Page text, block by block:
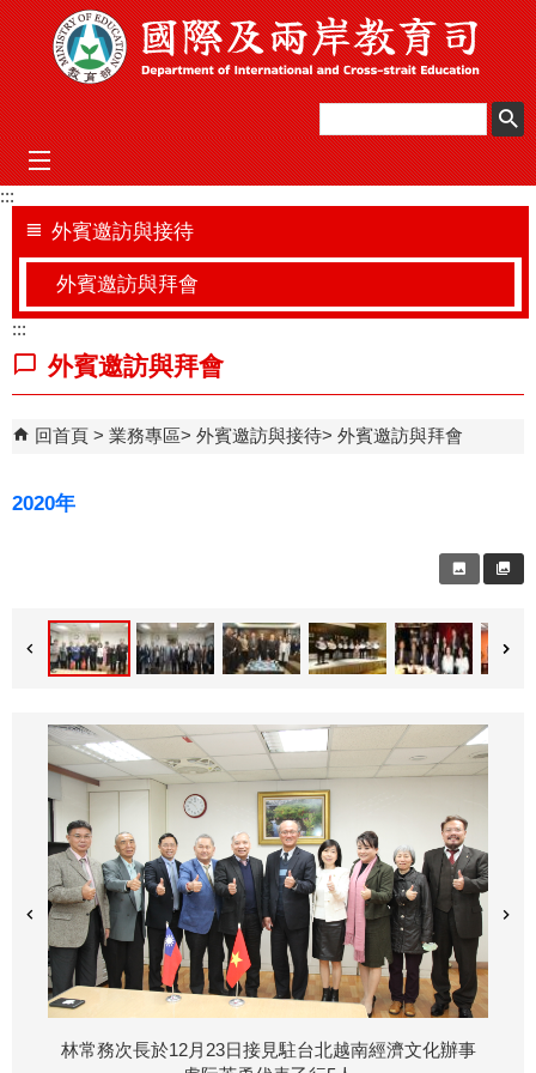
跳到主要內容區塊
mobile_menu
:::
外賓邀訪與接待
外賓邀訪與拜會
:::
外賓邀訪與拜會
回首頁 業務專區 外賓邀訪與接待 外賓邀訪與拜會
2020年
林常務次長於12月23日接見駐台北越南經濟文化辦事